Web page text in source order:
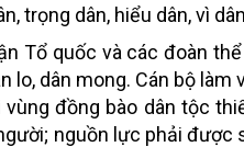
trọng dân, hiểu dân, vì
Tổ quốc và các đoàn
lo, dân mong. Cán bộ
đồng bào dân tộc
nguồn lực phải